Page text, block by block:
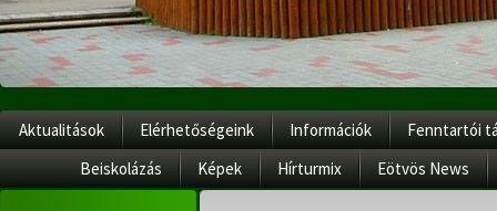
Aktualitások Elérhetőségeink Információk
Fenntartói
Beiskolázás
Képek Hírturmix Eötvös News